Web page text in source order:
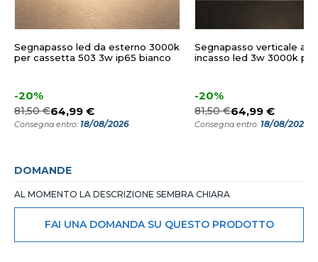
Segnapasso led da esterno 3000k
per cassetta 503 3w ip65 bianco
-20%
81,50 €64,99 €
Consegna entro: 18/08/2026
Segnapasso verticale
incasso led 3w 3000k
-20%
81,50 €64,99 €
Consegna entro: 18/08/2026
DOMANDE
AL MOMENTO LA DESCRIZIONE SEMBRA CHIARA
FAI UNA DOMANDA SU QUESTO PRODOTTO